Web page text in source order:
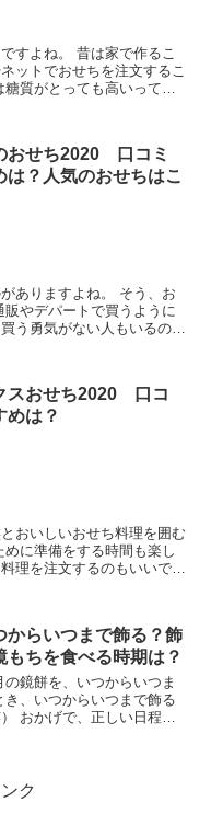
すよね。 昔は家で作るこ
ットでおせちを注文するこ
質がとっても高いって知
おせち2020 口コミ
は？人気のおせちはこ
ありますよね。 そう、お
やデパートで買うように
う勇気がない人もいるので
スおせち2020 口コ
めは？
おいしいおせち料理を囲む
に準備をする時間も楽し
理を注文するのもいいです
からいつまで飾る？飾
もちを食べる時期は？
鏡餅を、いつからいつま
、いつからいつまで飾る
おかげで、正しい日程で
ク